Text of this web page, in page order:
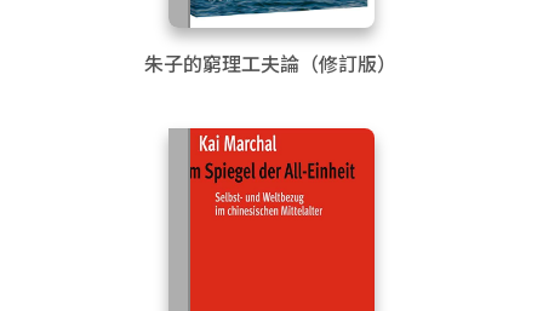
朱子的窮理工夫論（修訂版）